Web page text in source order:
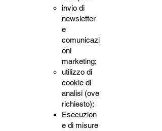
invio di
newsletter
e
comunicazi
oni
marketing;
utilizzo di
cookie di
analisi (ove
richiesto);
Esecuzion
e di misure